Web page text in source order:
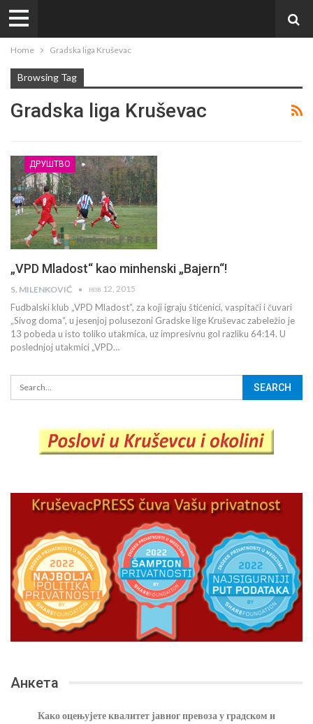
Home Gradska liga Kruševac
Browsing Tag
Gradska liga Kruševac
ДРУШТВО
„VPD Mladost“ kao minhenski „Bajern“!
S. MILENKOVIĆ нов 12, 2015
Fudbalski klub „VPD Mladost“, za koji igraju štićenici, vaspitači i čuvari
„Sivog doma“, u jesenjoj polusezoni Gradske lige Kruševac zabeležio je
13 pobeda u isto toliko utakmica, uz impresivnu gol razliku 64:14. U
poslednjoj utakmici „VPD…
Анкета
Како оцењујете квалитет јавног превоза у градском и